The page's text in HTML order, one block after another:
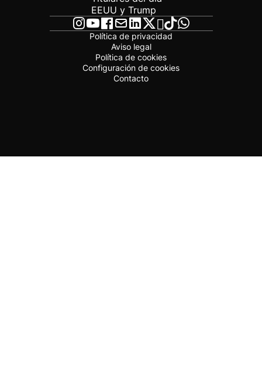
EEUU y Trump
Política de privacidad
Aviso legal
Política de cookies
Configuración de cookies
Contacto